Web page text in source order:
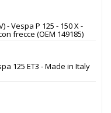
- Vespa P 125 - 150 X -
frecce (OEM 149185)
125 ET3 - Made in Italy